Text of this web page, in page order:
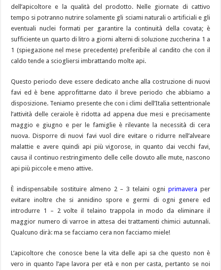
dell’apicoltore e la qualità del prodotto. Nelle giornate di cattivo
tempo si potranno nutrire solamente gli sciami naturali o artificiali e gli
eventuali nuclei formati per garantire la continuità della covata; è
sufficiente un quarto di litro a giorni alterni di soluzione zuccherina 1 a
1 (spiegazione nel mese precedente) preferibile al candito che con il
caldo tende a sciogliersi imbrattando molte api.
Questo periodo deve essere dedicato anche alla costruzione di nuovi
favi ed è bene approfittarne dato il breve periodo che abbiamo a
disposizione. Teniamo presente che con i climi dell’Italia settentrionale
l’attività delle ceraiole è ridotta ad appena due mesi e precisamente
maggio e giugno e per le famiglie è rilevante la necessità di cera
nuova. Disporre di nuovi favi vuol dire evitare o ridurre nell’alveare
malattie e avere quindi api più vigorose, in quanto dai vecchi favi,
causa il continuo restringimento delle celle dovuto alle mute, nascono
api più piccole e meno attive.
È indispensabile sostituire almeno 2 – 3 telaini ogni primavera per
evitare inoltre che si annidino spore e germi di ogni genere ed
introdurre 1 – 2 volte il telaino trappola in modo da eliminare il
maggior numero di varroe in attesa dei trattamenti chimici autunnali.
Qualcuno dirà: ma se facciamo cera non facciamo miele!
L’apicoltore che conosce bene la vita delle api sa che questo non è
vero in quanto l’ape lavora per età e non per casta, pertanto se noi